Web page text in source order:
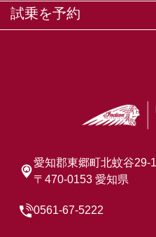
試乗を予約
愛知郡東郷町北蚊谷29-
〒470-0153 愛知県
0561-67-5222